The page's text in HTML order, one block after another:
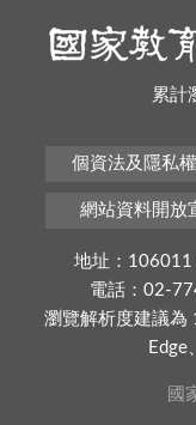
累計
個資法及隱私
網站資料開放
地址：106011
電話：02-
瀏覽解析度建議為
Edge
國